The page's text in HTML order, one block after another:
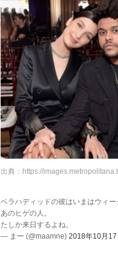
出典： https://
ベラハディッドの彼はいまはウィ
あのヒゲの人。
たしか来日するよね。
— まー (@maamne) 2018年10月17